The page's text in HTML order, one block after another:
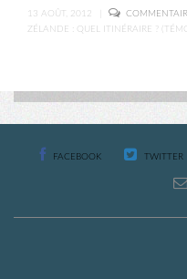
13 AOÛT, 2012
ZÉLANDE : QUEL ITINÉRAIRE ?
FACEBOOK TWITTER